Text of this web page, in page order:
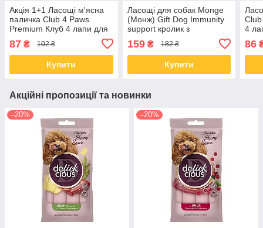
Акція 1+1 Ласощі м'ясна
паличка Club 4 Paws
Premium Клуб 4 лапи для
собак середніх та великих
порід з індичкою 60 гр
87 ₴ 102 ₴
Купити
Ласощі для собак Monge
(Монж) Gift Dog Immunity
support кролик з
159₴ 182 ₴
Купити
4
60
86
Акційні пропозиції та новинки
–20% –20%